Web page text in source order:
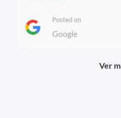
Posted on
Google
Ver